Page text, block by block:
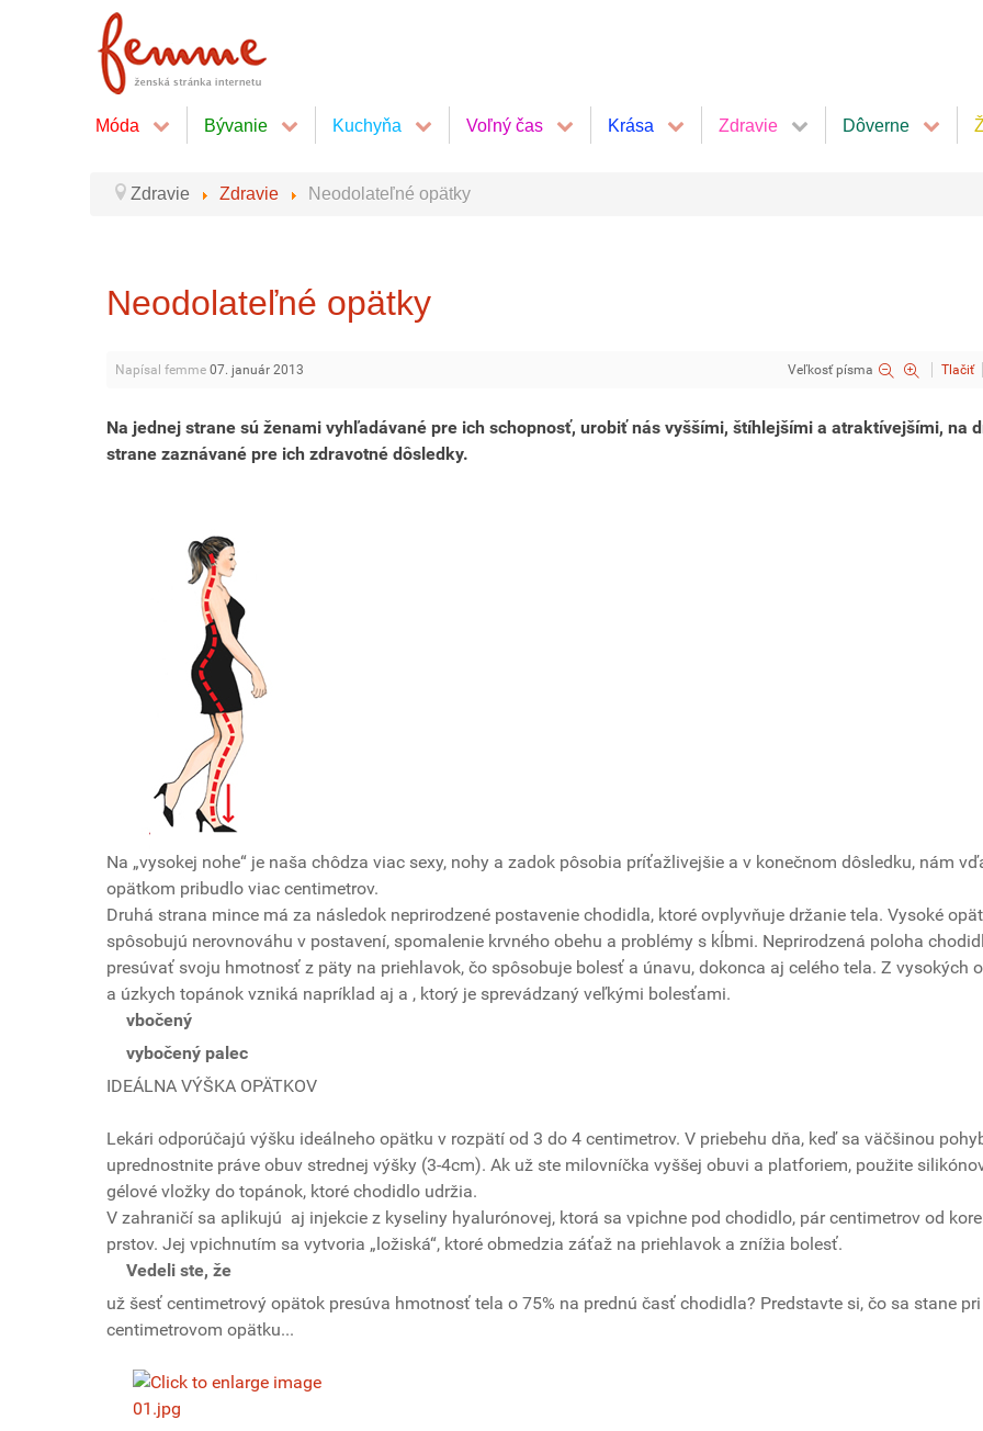
Móda Bývanie Kuchyňa Voľný čas Krása Zdravie Dôverne
Zdravie Zdravie Neodolateľné opätky
Neodolateľné opätky
Napísal femme 07. január 2013 Veľkosť písma Tlačiť
Na jednej strane sú ženami vyhľadávané pre ich schopnosť, urobiť nás vyššími, štíhlejšími a atraktívejšími, na
strane zaznávané pre ich zdravotné dôsledky.
Na „vysokej nohe“ je naša chôdza viac sexy, nohy a zadok pôsobia príťažlivejšie a v konečnom dôsledku, nám
opätkom pribudlo viac centimetrov.
Druhá strana mince má za následok neprirodzené postavenie chodidla, ktoré ovplyvňuje držanie tela. Vysoké
spôsobujú nerovnováhu v postavení, spomalenie krvného obehu a problémy s kĺbmi. Neprirodzená poloha
presúvať svoju hmotnosť z päty na priehlavok, čo spôsobuje bolesť a únavu, dokonca aj celého tela. Z vysokých
a úzkych topánok vzniká napríklad aj
vbočený
a
vybočený palec
, ktorý je sprevádzaný veľkými bolesťami.
IDEÁLNA VÝŠKA OPÄTKOV
Lekári odporúčajú výšku ideálneho opätku v rozpätí od 3 do 4 centimetrov. V priebehu dňa, keď sa väčšinou
uprednostnite práve obuv strednej výšky (3-4cm). Ak už ste milovníčka vyššej obuvi a platforiem, použite
gélové vložky do topánok, ktoré chodidlo udržia.
V zahraničí sa aplikujú aj injekcie z kyseliny hyalurónovej, ktorá sa vpichne pod chodidlo, pár centimetrov od
prstov. Jej vpichnutím sa vytvoria „ložiská“, ktoré obmedzia záťaž na priehlavok a znížia bolesť.
Vedeli ste, že
už šesť centimetrový opätok presúva hmotnosť tela o 75% na prednú časť chodidla? Predstavte si, čo sa stane
centimetrovom opätku...